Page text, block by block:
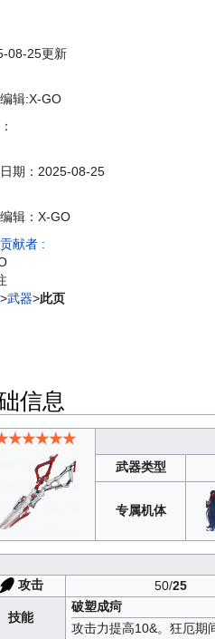
08-25更新
辑:X-GO
期： 2025-08-25
辑： X-GO
献者 :
>武器>此页
信息
武器类型
专属机体
攻击
50/25
技能
破塑成疴
攻击力提高10&。狂厄期